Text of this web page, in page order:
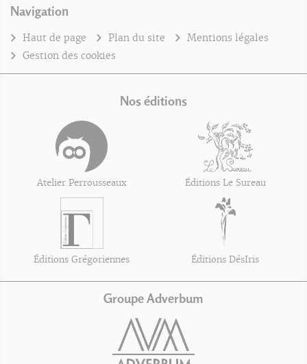
Navigation
Haut de page Plan du site
Mentions légales
Gestion des cookies
Nos éditions
Atelier Perrousseaux Éditions Le Sureau
Éditions Grégoriennes Éditions DésIris
Groupe Adverbum